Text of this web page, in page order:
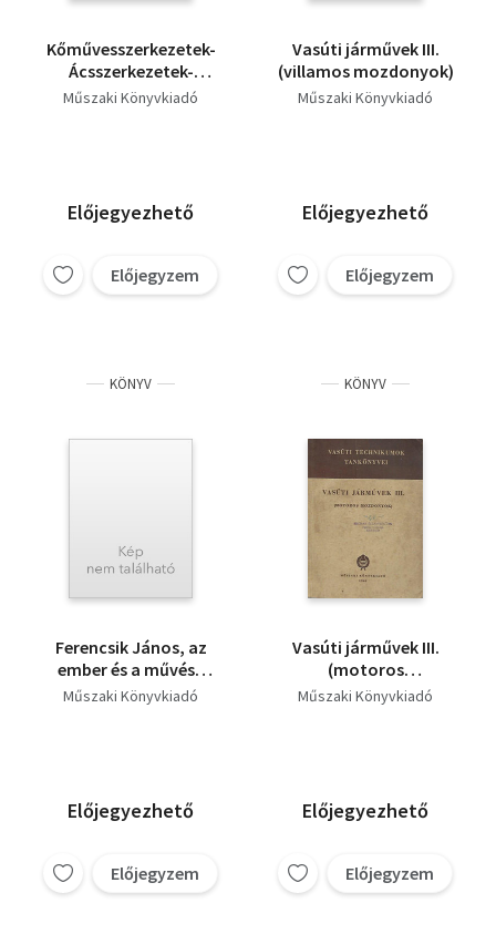
Kőművesszerkezetek-
Ácsszerkezetek-
Épületek szakipari
Műszaki Könyvkiadó
Előjegyezhető
Előjegyzem
Vasúti járművek III.
(villamos mozdonyok)
Műszaki Könyvkiadó
Előjegyezhető
Előjegyzem
KÖNYV
Ferencsik János, az
ember és a művész
portréja
Műszaki Könyvkiadó
Előjegyezhető
Előjegyzem
KÖNYV
Vasúti járművek III.
(motoros
mozdonyok)
Műszaki Könyvkiadó
Előjegyezhető
Előjegyzem